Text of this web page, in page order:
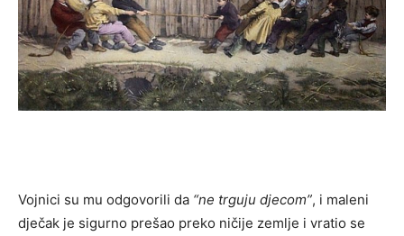
Vojnici su mu odgovorili da “ne trguju djecom”, i maleni
dječak je sigurno prešao preko ničije zemlje i vratio se